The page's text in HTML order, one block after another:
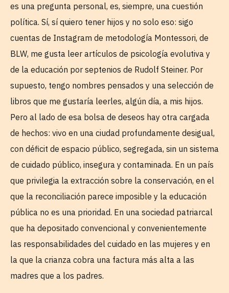
es una pregunta personal, es, siempre, una cuestión
política. Sí, sí quiero tener hijos y no solo eso: sigo
cuentas de Instagram de metodología Montessori, de
BLW, me gusta leer artículos de psicología evolutiva y
de la educación por septenios de Rudolf Steiner. Por
supuesto, tengo nombres pensados y una selección de
libros que me gustaría leerles, algún día, a mis hijos.
Pero al lado de esa bolsa de deseos hay otra cargada
de hechos: vivo en una ciudad profundamente desigual,
con déficit de espacio público, segregada, sin un sistema
de cuidado público, insegura y contaminada. En un país
que privilegia la extracción sobre la conservación, en el
que la reconciliación parece imposible y la educación
pública no es una prioridad. En una sociedad patriarcal
que ha depositado convencional y convenientemente
las responsabilidades del cuidado en las mujeres y en
la que la crianza cobra una factura más alta a las
madres que a los padres.